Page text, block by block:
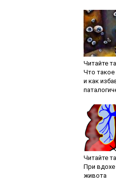
Читайте
Что
и как
Читайте
При вдохе
живота